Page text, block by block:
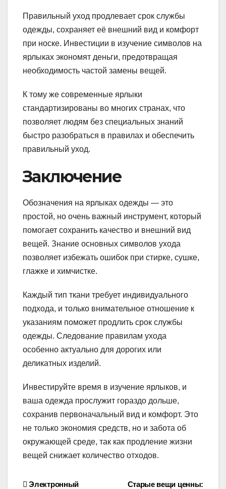
Правильный уход продлевает срок службы
одежды, сохраняет её внешний вид и комфорт
при носке. Инвестиции в изучение символов на
ярлыках экономят деньги, предотвращая
необходимость частой замены вещей.
К тому же современные ярлыки
стандартизированы во многих странах, что
позволяет людям без специальных знаний
быстро разобраться в правилах и обеспечить
правильный уход.
Заключение
Обозначения на ярлыках одежды — это
простой, но очень важный инструмент, который
помогает сохранить качество и внешний вид
вещей. Знание основных символов ухода
позволяет избежать ошибок при стирке, сушке,
глажке и химчистке.
Каждый тип ткани требует индивидуального
подхода, и только внимательное отношение к
указаниям поможет продлить срок службы
одежды. Следование правилам ухода
особенно актуально для дорогих или
деликатных изделий.
Инвестируйте время в изучение ярлыков, и
ваша одежда прослужит гораздо дольше,
сохранив первоначальный вид и комфорт. Это
не только экономия средств, но и забота об
окружающей среде, так как продление жизни
вещей снижает количество отходов.
Старые вещи ценны:
Электронный